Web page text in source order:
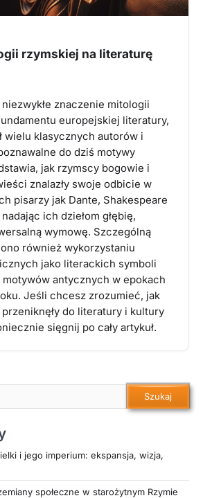
rzymskiej na literaturę
niezwykłe znaczenie mitologii
europejskiej literatury,
wielu klasycznych autorów i
do dziś motywy
jak rzymscy bogowie i
znalazły swoje odbicie w
pisarzy jak Dante, Shakespeare
ich dziełom głębię,
wymowę. Szczególną
również wykorzystaniu
jako literackich symboli
antycznych w epokach
Jeśli chcesz zrozumieć, jak
do literatury i kultury
sięgnij po cały artykuł.
Szukaj
i jego imperium: ekspansja, wizja,
społeczne w starożytnym Rzymie